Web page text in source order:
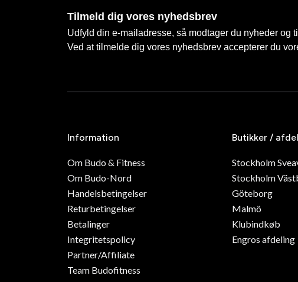
Tilmeld dig vores nyhedsbrev
Udfyld din e-mailadresse, så modtager du nyheder og
Ved at tilmelde dig vores nyhedsbrev accepterer du
Information
Om Budo & Fitness
Om Budo-Nord
Handelsbetingelser
Returbetingelser
Betalinger
Integritetspolicy
Partner/Affiliate
Team Budofitness
Butikker /
Stockholm
Stockholm
Göteborg
Malmö
Klubindkøb
Engros afdeling